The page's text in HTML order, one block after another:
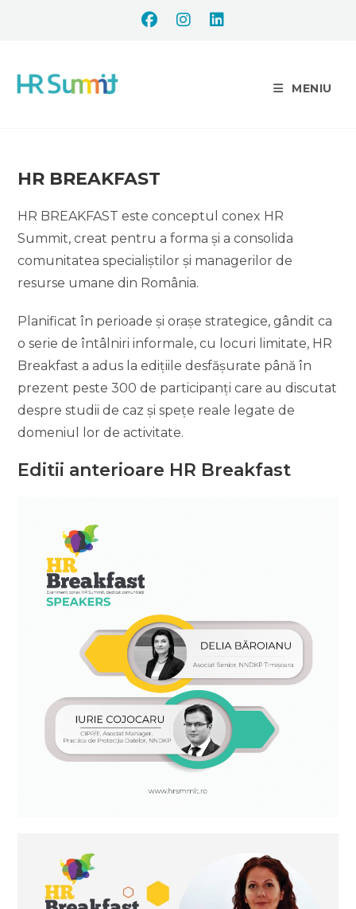
MENIU
HR BREAKFAST
HR BREAKFAST este conceptul conex HR
Summit, creat pentru a forma și a consolida
comunitatea specialiștilor și managerilor de
resurse umane din România.
Planificat în perioade și orașe strategice, gândit ca
o serie de întâlniri informale, cu locuri limitate, HR
Breakfast a adus la edițiile desfășurate până în
prezent peste 300 de participanți care au discutat
despre studii de caz și spețe reale legate de
domeniul lor de activitate.
Editii anterioare HR Breakfast